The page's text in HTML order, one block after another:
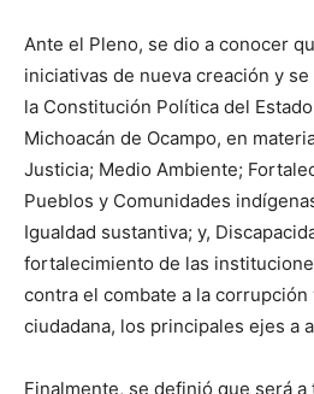
Ante el Pleno, se dio a conocer
iniciativas de nueva creación y
la Constitución Política del
Michoacán de Ocampo, en
Justicia; Medio Ambiente;
Pueblos y Comunidades
Igualdad sustantiva; y,
fortalecimiento de las
contra el combate a la
ciudadana, los principales ejes a
Finalmente, se definió que será a